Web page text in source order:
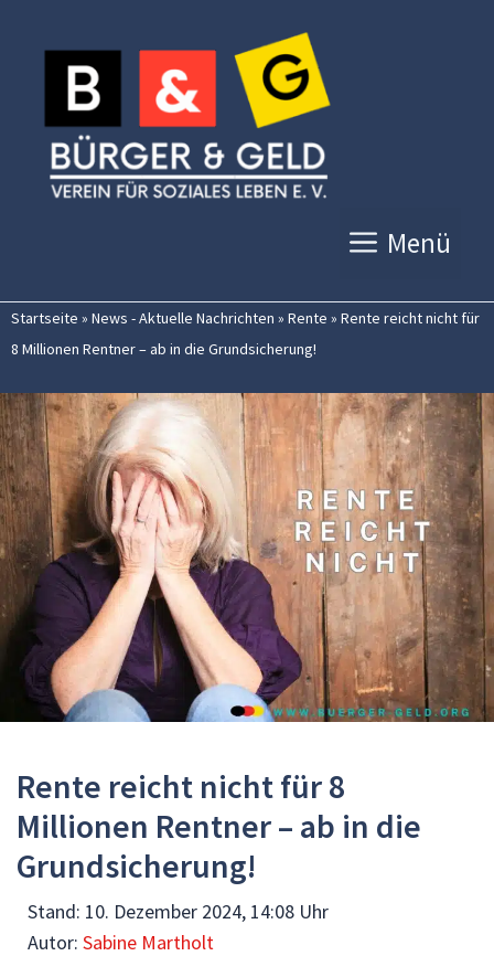
Inhalt
springen
Menü
Startseite » News - Aktuelle Nachrichten » Rente » Rente reicht nicht für
8 Millionen Rentner – ab in die Grundsicherung!
Rente reicht nicht für 8
Millionen Rentner – ab in die
Grundsicherung!
Stand: 10. Dezember 2024, 14:08 Uhr
Autor: Sabine Martholt